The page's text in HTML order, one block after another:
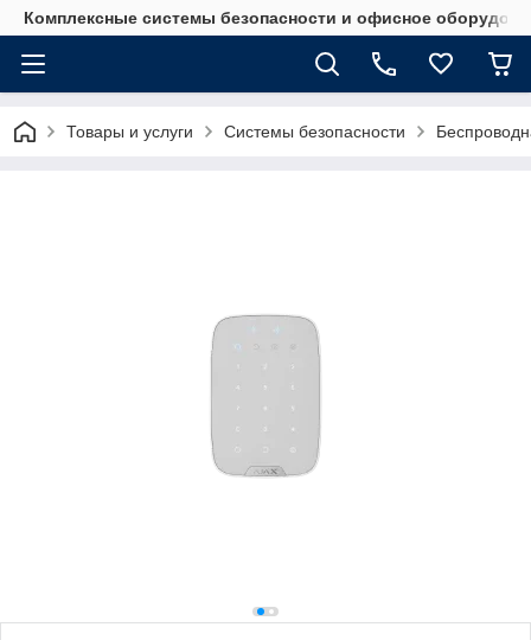
Комплексные системы безопасности и офисное
Товары и услуги Системы безопасности